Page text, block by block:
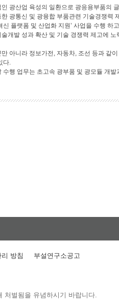
광산업 육성의 일환으로 광응용부품의
광통신 및 광융합 부품관련 기술경쟁력
신 플랫폼 및 산업화 지원’ 사업을 수행
개발 성과 확산 및 기술 경쟁력 제고에 노
아니라 정보가전, 자동차, 조선 등과 같
다.
수행 업무는 초고속 광부품 및 광모듈 개
방침 부설연구소공고
처벌됨을 유념하시기 바랍니다.